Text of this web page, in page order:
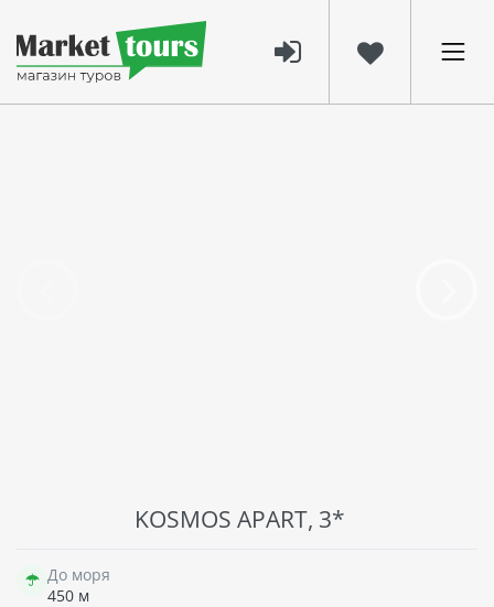
KOSMOS APART, 3*
До моря
450 м